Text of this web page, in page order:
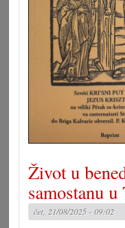
Život u
samostanu
čet, 21/08/2025 - 09:02